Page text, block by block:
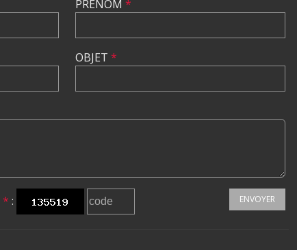
PRÉNOM *
OBJET *
* : ENVOYER